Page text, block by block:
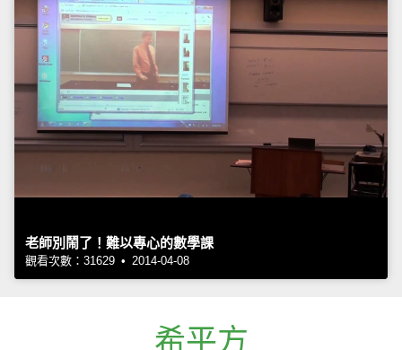
老師別鬧了！難以專心的數學課
觀看次數：31629 • 2014-04-08
希平方